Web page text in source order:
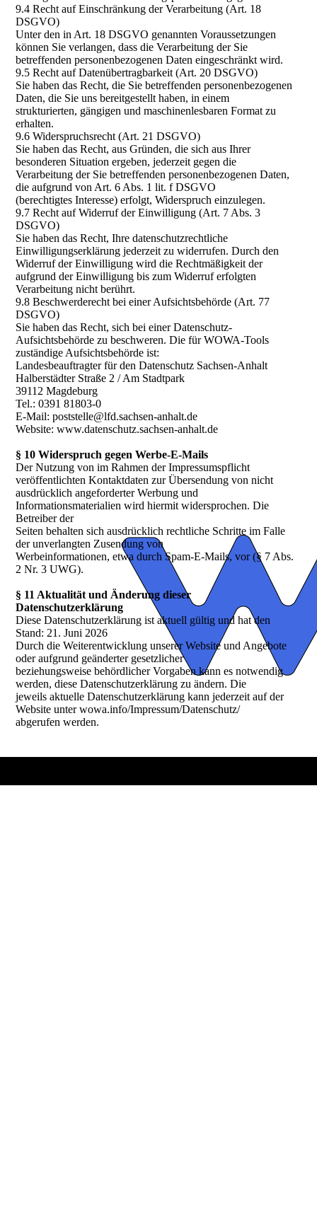
9.4 Recht auf Einschränkung der Verarbeitung (Art. 18
DSGVO)
Unter den in Art. 18 DSGVO genannten Voraussetzungen
können Sie verlangen, dass die Verarbeitung der Sie
betreffenden personenbezogenen Daten eingeschränkt wird.
9.5 Recht auf Datenübertragbarkeit (Art. 20 DSGVO)
Sie haben das Recht, die Sie betreffenden personenbezogenen
Daten, die Sie uns bereitgestellt haben, in einem
strukturierten, gängigen und maschinenlesbaren Format zu
erhalten.
9.6 Widerspruchsrecht (Art. 21 DSGVO)
Sie haben das Recht, aus Gründen, die sich aus Ihrer
besonderen Situation ergeben, jederzeit gegen die
Verarbeitung der Sie betreffenden personenbezogenen Daten,
die aufgrund von Art. 6 Abs. 1 lit. f DSGVO
(berechtigtes Interesse) erfolgt, Widerspruch einzulegen.
9.7 Recht auf Widerruf der Einwilligung (Art. 7 Abs. 3
DSGVO)
Sie haben das Recht, Ihre datenschutzrechtliche
Einwilligungserklärung jederzeit zu widerrufen. Durch den
Widerruf der Einwilligung wird die Rechtmäßigkeit der
aufgrund der Einwilligung bis zum Widerruf erfolgten
Verarbeitung nicht berührt.
9.8 Beschwerderecht bei einer Aufsichtsbehörde (Art. 77
DSGVO)
Sie haben das Recht, sich bei einer Datenschutz-
Aufsichtsbehörde zu beschweren. Die für WOWA-Tools
zuständige Aufsichtsbehörde ist:
Landesbeauftragter für den Datenschutz Sachsen-Anhalt
Halberstädter Straße 2 / Am Stadtpark
39112 Magdeburg
Tel.: 0391 81803-0
E-Mail: poststelle@lfd.sachsen-anhalt.de
Website: www.datenschutz.sachsen-anhalt.de
§ 10 Widerspruch gegen Werbe-E-Mails
Der Nutzung von im Rahmen der Impressumspflicht
veröffentlichten Kontaktdaten zur Übersendung von nicht
ausdrücklich angeforderter Werbung und
Informationsmaterialien wird hiermit widersprochen. Die
Betreiber der
Seiten behalten sich ausdrücklich rechtliche Schritte im Falle
der unverlangten Zusendung von
Werbeinformationen, etwa durch Spam-E-Mails, vor (§ 7 Abs.
2 Nr. 3 UWG).
§ 11 Aktualität und Änderung dieser
Datenschutzerklärung
Diese Datenschutzerklärung ist aktuell gültig und hat den
Stand: 21. Juni 2026
Durch die Weiterentwicklung unserer Website und Angebote
oder aufgrund geänderter gesetzlicher
beziehungsweise behördlicher Vorgaben kann es notwendig
werden, diese Datenschutzerklärung zu ändern. Die
jeweils aktuelle Datenschutzerklärung kann jederzeit auf der
Website unter wowa.info/Impressum/Datenschutz/
abgerufen werden.